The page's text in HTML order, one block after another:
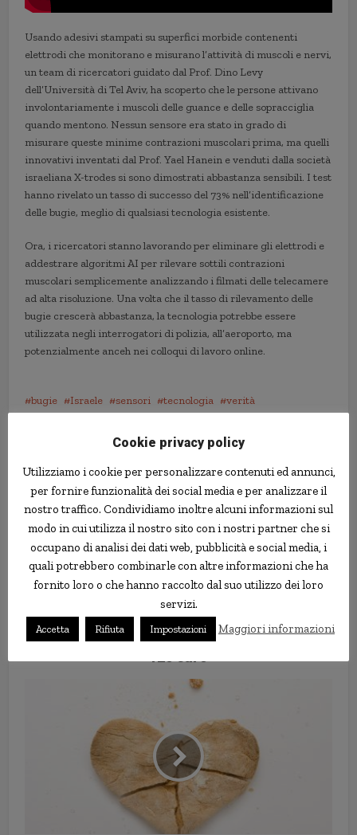
Usando adesivi stampati su superfici morbide contenenti
elettrodi che monitorano e misurano l’attività di muscoli e nervi,
un team di ricercatori guidato dal Prof. Dino Levy
dell’Università di Tel Aviv, ha scoperto che le persone attivano
involontariamente i muscoli delle guance e delle sopracciglia
quando mentono. Nessun sensore era stato in grado di
misurare queste minime contrazioni muscolari prima, ma quelli
innovativi inventati dal Prof. Yael Hanein e venduti dalla società
israeliana X-trodes si sono dimostrati abbastanza sensibili. I test
hanno rivelato un tasso di successo del 73% nell’identificazione
delle bugie, meglio di qualsiasi tecnologia esistente.
Ora, i ricercatori stanno lavorando per eliminare gli elettrodi e
addestrare algoritmi AI per rilevare sottili contrazioni
muscolari semplicemente analizzando i filmati delle telecamere
ad alta risoluzione. Una volta che il tasso di rilevamento delle
bugie crescerà abbastanza, la tecnologia potrebbe essere
utilizzata negli interrogatori di polizia, all’aeroporto, ma
potenzialmente anceh nei colloqui di lavoro online.
bugie Israele sensori tecnologia verità
Un burro aromatizzato con
aragosta e granchio: costa ben
Cookie privacy policy
Utilizziamo i cookie per personalizzare contenuti ed annunci,
per fornire funzionalità dei social media e per analizzare il
nostro traffico. Condividiamo inoltre alcuni informazioni sul
modo in cui utilizza il nostro sito con i nostri partner che si
occupano di analisi dei dati web, pubblicità e social media, i
quali potrebbero combinarle con altre informazioni che ha
fornito loro o che hanno raccolto dal suo utilizzo dei loro
servizi.
Accetta Rifiuta Impostazioni Maggiori informazioni